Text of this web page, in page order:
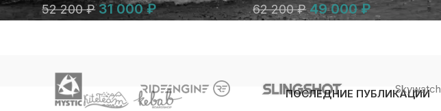
52 200₽ 31 000₽ 62 200₽ 49 000₽
Skywatch
ПОСЛЕДНИЕ ПУБЛИКАЦИИ